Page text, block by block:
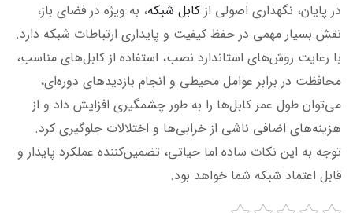
در پایان، نگهداری اصولی از کابل‌ شبکه، به ویژه در فضای باز،
نقش بسیار مهمی در حفظ کیفیت و پایداری ارتباطات شبکه دارد.
با رعایت روش‌های استاندارد نصب، استفاده از کابل‌های مناسب،
محافظت در برابر عوامل محیطی و انجام بازدیدهای دوره‌ای،
می‌توان طول عمر کابل‌ها را به طور چشمگیری افزایش داد و از
هزینه‌های اضافی ناشی از خرابی‌ها و اختلالات جلوگیری کرد.
توجه به این نکات ساده اما حیاتی، تضمین‌کننده عملکرد پایدار و
قابل اعتماد شبکه شما خواهد بود.